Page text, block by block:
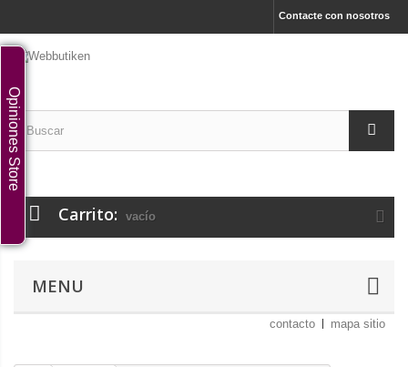
Contacte con nosotros
Carrito: vacío
MENU
contacto mapa sitio
Opiniones Store